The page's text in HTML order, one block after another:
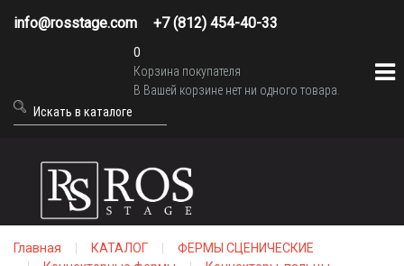
info@rosstage.com +7 (812) 454-40-33
0
Корзина покупателя
В Вашей корзине нет ни одного товара.
Главная КАТАЛОГ
ФЕРМЫ СЦЕНИЧЕСКИЕ